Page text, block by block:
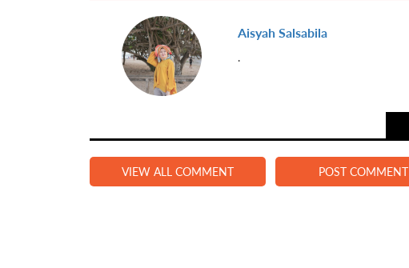
Aisyah Salsabila
.
VIEW ALL COMMENT POST COMMENT